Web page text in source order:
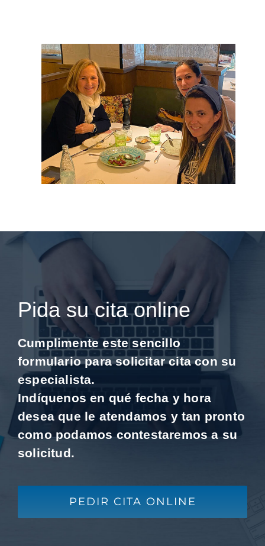
Pida su cita online
Cumplimente este sencillo
formulario para solicitar cita con su
especialista.
Indíquenos en qué fecha y hora
desea que le atendamos y tan pronto
como podamos contestaremos a su
solicitud.
PEDIR CITA ONLINE